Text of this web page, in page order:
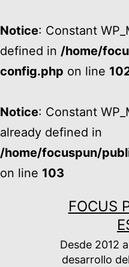
Notice: Constant
defined in /home/
config.php on line
Notice: Constant
already defined in
/home/focuspun/
on line 103
FOCUS
Desde 2012
desarrollo